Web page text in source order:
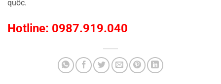
quốc.
Hotline: 0987.919.040